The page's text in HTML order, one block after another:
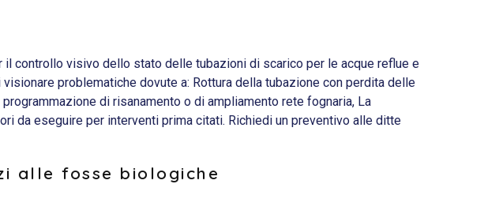
il controllo visivo dello stato delle tubazioni di scarico per le acque reflue e
problematiche dovute a: Rottura della tubazione con perdita delle
di risanamento o di ampliamento rete fognaria, La
da eseguire per interventi prima citati. Richiedi un preventivo alle ditte
alle fosse biologiche